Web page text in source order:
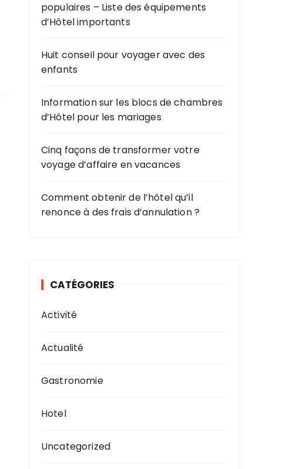
populaires – Liste des équipements
d’Hôtel importants
Huit conseil pour voyager avec des
enfants
Information sur les blocs de chambres
d’Hôtel pour les mariages
Cinq façons de transformer votre
voyage d’affaire en vacances
Comment obtenir de l’hôtel qu’il
renonce à des frais d’annulation ?
CATÉGORIES
Activité
Actualité
Gastronomie
Hotel
Uncategorized